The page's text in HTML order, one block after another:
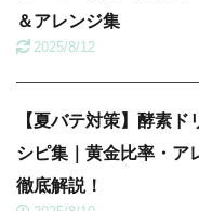
＆アレンジ集
2025/8/12
【夏バテ対策】酵素ド
シピ集｜黄金比率・ア
徹底解説！